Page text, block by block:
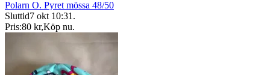
Polarn O. Pyret mössa 48/50
Sluttid7 okt 10:31 .
Pris:80 kr,Köp nu.